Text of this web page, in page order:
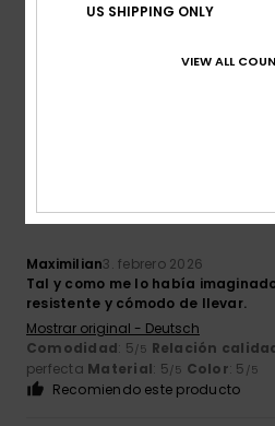
Maximilian3. febrero 2026
Tal y como me lo había
resistente y cómodo de llevar.
Mostrar original - Deutsch
Comodidad: 5/5 Relación
perfecta Material: 5/5 Color: 5 /5
Recomiendo este producto
US SHIPPING ONLY
VIEW ALL